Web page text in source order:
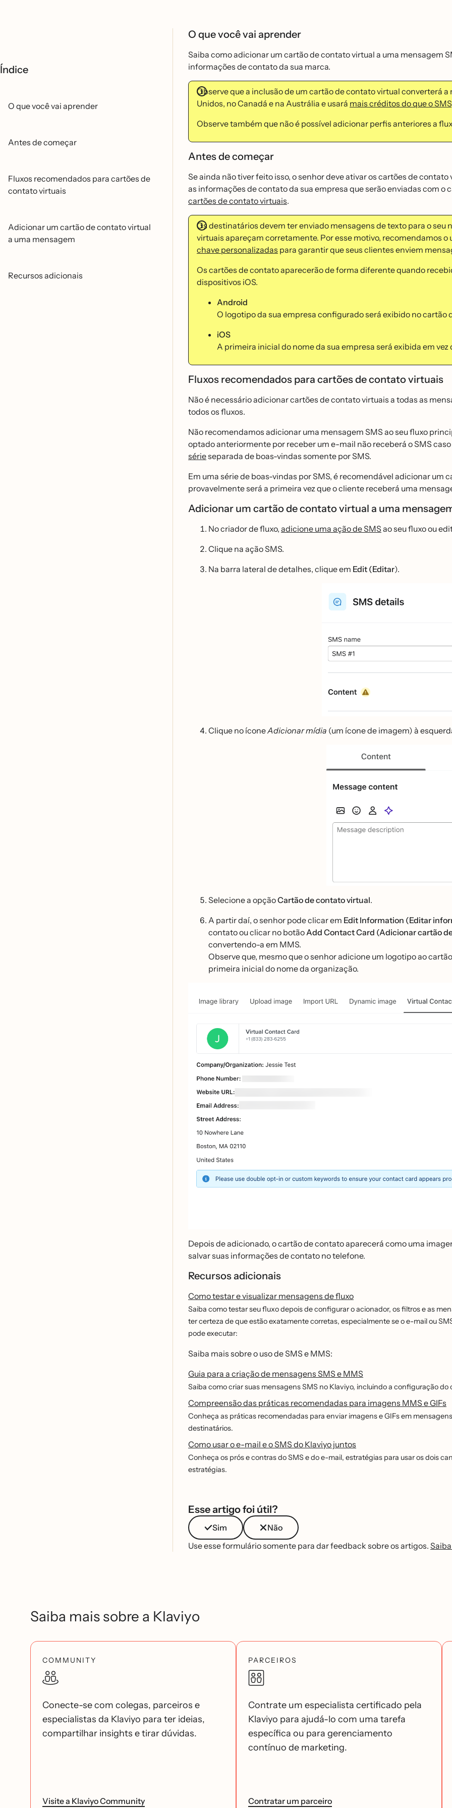
Índice
O que você vai aprender
Antes de começar
Fluxos recomendados para cartões de
contato virtuais
Adicionar um cartão de contato virtual
a uma mensagem
Recursos adicionais
O que você vai aprender
Saiba como adicionar um cartão de contato virtual a uma mensagem
informações de contato da sua marca.
Observe que a inclusão de um cartão de contato virtual converterá
Unidos, no Canadá e na Austrália e usará mais créditos do que o SMS
Observe também que não é possível adicionar perfis anteriores a
Antes de começar
Se ainda não tiver feito isso, o senhor deve ativar os cartões de contato
as informações de contato da sua empresa que serão enviadas com
cartões de contato virtuais.
Os destinatários devem ter enviado mensagens de texto para o
virtuais apareçam corretamente. Por esse motivo, recomendamos o
chave personalizadas para garantir que seus clientes enviem
Os cartões de contato aparecerão de forma diferente quando
dispositivos iOS.
Android
O logotipo da sua empresa configurado será exibido no cartão
iOS
A primeira inicial do nome da sua empresa será exibida em
Fluxos recomendados para cartões de contato virtuais
Não é necessário adicionar cartões de contato virtuais a todas as
todos os fluxos.
Não recomendamos adicionar uma mensagem SMS ao seu fluxo
optado anteriormente por receber um e-mail não receberá o SMS
sérieseparada de boas-vindas somente por SMS.
Em uma série de boas-vindas por SMS, é recomendável adicionar
provavelmente será a primeira vez que o cliente receberá uma
Adicionar um cartão de contato virtual a uma
No criador de fluxo, adicione uma ação de SMS ao seu fluxo ou
Clique na ação SMS.
Na barra lateral de detalhes, clique em Edit (Editar).
Clique no íconeAdicionar mídia (um ícone de imagem) à
Selecione a opçãoCartão de contato virtual.
A partir daí, o senhor pode clicar em Edit Information (Editar
contato ou clicar no botãoAdd Contact Card (Adicionar cartão
convertendo-a em MMS.
Observe que, mesmo que o senhor adicione um logotipo ao
primeira inicial do nome da organização.
Depois de adicionado, o cartão de contato aparecerá como uma
salvar suas informações de contato no telefone.
Recursos adicionais
Como testar e visualizar mensagens de fluxo
Saiba como testar seu fluxo depois de configurar o acionador, os filtros e as
ter certeza de que estão exatamente corretas, especialmente se o e-mail ou
pode executar:
Saiba mais sobre o uso de SMS e MMS:
Guia para a criação de mensagens SMS e MMS
Saiba como criar suas mensagens SMS no Klaviyo, incluindo a configuração
Compreensão das práticas recomendadas para imagens MMS e GIFs
Conheça as práticas recomendadas para enviar imagens e GIFs em
destinatários.
Como usar o e-mail e o SMS do Klaviyo juntos
Conheça os prós e contras do SMS e do e-mail, estratégias para usar os dois
estratégias.
Esse artigo foi útil?
Sim
Não
Use esse formulário somente para dar feedback sobre os artigos.
Saiba mais sobre a Klaviyo
COMMUNITY
Conecte-se com colegas, parceiros e
especialistas da Klaviyo para ter ideias,
compartilhar insights e tirar dúvidas.
Visite a Klaviyo Community
PARCEIROS
Contrate um especialista certificado pela
Klaviyo para ajudá-lo com uma tarefa
específica ou para gerenciamento
contínuo de marketing.
Contratar um parceiro